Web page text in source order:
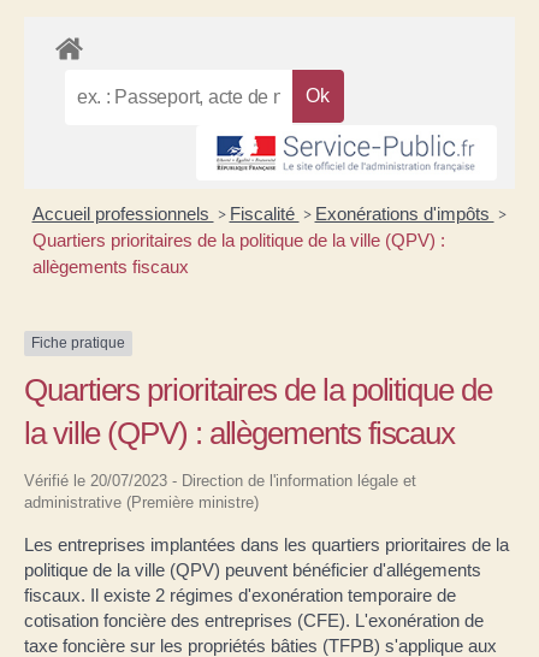
Accueil professionnels > Fiscalité > Exonérations d'impôts >
Quartiers prioritaires de la politique de la ville (QPV) :
allègements fiscaux
Fiche pratique
Quartiers prioritaires de la politique de
la ville (QPV) : allègements fiscaux
Vérifié le 20/07/2023 - Direction de l'information légale et
administrative (Première ministre)
Les entreprises implantées dans les quartiers prioritaires de la
politique de la ville (QPV) peuvent bénéficier d'allégements
fiscaux. Il existe 2 régimes d'exonération temporaire de
cotisation foncière des entreprises (CFE). L'exonération de
taxe foncière sur les propriétés bâties (TFPB) s'applique aux